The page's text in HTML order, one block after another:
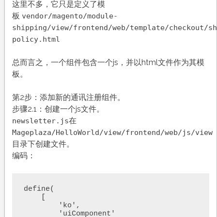
这里不多，它只是定义了模
板 vendor/magento/module-
shipping/view/frontend/web/template/checkout/
policy.html
总而言之，一个组件包含一个js，并以html文件作为其模
板。
第2步：添加新的通讯注册组件。
步骤2.1：创建一个js文件。
newsletter.js在
Mageplaza/HelloWorld/view/frontend/web/js/view
目录下创建文件。
编码：
define(